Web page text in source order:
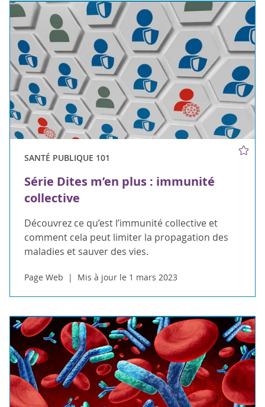
SANTÉ PUBLIQUE 101
Série Dites m’en plus : immunité
collective
Découvrez ce qu’est l’immunité collective et
comment cela peut limiter la propagation des
maladies et sauver des vies.
Page Web Mis à jour le 1 mars 2023